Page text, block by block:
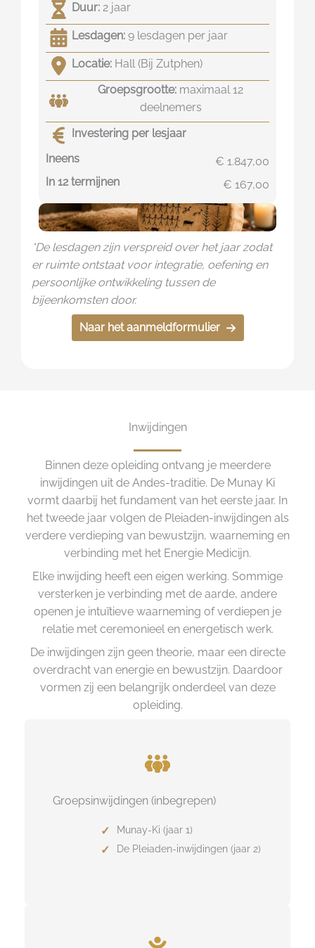
Duur: 2 jaar
Lesdagen: 9 lesdagen per jaar
Locatie: Hall (Bij Zutphen)
Groepsgrootte: maximaal 12
deelnemers
Investering per lesjaar
Ineens
€ 1.847,00
In 12 termijnen
€ 167,00
*De lesdagen zijn verspreid over het jaar zodat
er ruimte ontstaat voor integratie, oefening en
persoonlijke ontwikkeling tussen de
bijeenkomsten door.
Naar het aanmeldformulier
Inwijdingen
Binnen deze opleiding ontvang je meerdere
inwijdingen uit de Andes-traditie. De Munay Ki
vormt daarbij het fundament van het eerste jaar. In
het tweede jaar volgen de Pleiaden-inwijdingen als
verdere verdieping van bewustzijn, waarneming en
verbinding met het Energie Medicijn.
Elke inwijding heeft een eigen werking. Sommige
versterken je verbinding met de aarde, andere
openen je intuïtieve waarneming of verdiepen je
relatie met ceremonieel en energetisch werk.
De inwijdingen zijn geen theorie, maar een directe
overdracht van energie en bewustzijn. Daardoor
vormen zij een belangrijk onderdeel van deze
opleiding.
Groepsinwijdingen (inbegrepen)
Munay-Ki (jaar 1)
De Pleiaden-inwijdingen (jaar 2)